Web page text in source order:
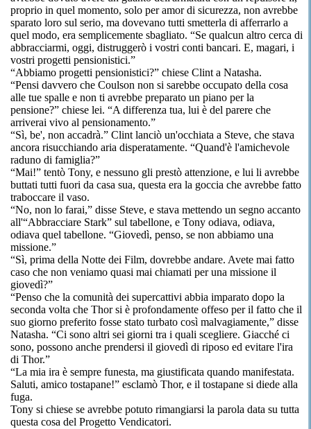
proprio in quel momento, solo per amor di sicurezza, non avrebbe
sparato loro sul serio, ma dovevano tutti smetterla di afferrarlo a
quel modo, era semplicemente sbagliato. “Se qualcun altro cerca di
abbracciarmi, oggi, distruggerò i vostri conti bancari. E, magari, i
vostri progetti pensionistici.”
“Abbiamo progetti pensionistici?” chiese Clint a Natasha.
“Pensi davvero che Coulson non si sarebbe occupato della cosa
alle tue spalle e non ti avrebbe preparato un piano per la
pensione?” chiese lei. “A differenza tua, lui è del parere che
arriverai vivo al pensionamento.”
“Sì, be', non accadrà.” Clint lanciò un'occhiata a Steve, che stava
ancora risucchiando aria disperatamente. “Quand'è l'amichevole
raduno di famiglia?”
“Mai!” tentò Tony, e nessuno gli prestò attenzione, e lui li avrebbe
buttati tutti fuori da casa sua, questa era la goccia che avrebbe fatto
traboccare il vaso.
“No, non lo farai,” disse Steve, e stava mettendo un segno accanto
all'“Abbracciare Stark” sul tabellone, e Tony odiava, odiava,
odiava quel tabellone. “Giovedì, penso, se non abbiamo una
missione.”
“Sì, prima della Notte dei Film, dovrebbe andare. Avete mai fatto
caso che non veniamo quasi mai chiamati per una missione il
giovedì?”
“Penso che la comunità dei supercattivi abbia imparato dopo la
seconda volta che Thor si è profondamente offeso per il fatto che il
suo giorno preferito fosse stato turbato così malvagiamente,” disse
Natasha. “Ci sono altri sei giorni tra i quali scegliere. Giacché ci
sono, possono anche prendersi il giovedì di riposo ed evitare l'ira
di Thor.”
“La mia ira è sempre funesta, ma giustificata quando manifestata.
Saluti, amico tostapane!” esclamò Thor, e il tostapane si diede alla
fuga.
Tony si chiese se avrebbe potuto rimangiarsi la parola data su tutta
questa cosa del Progetto Vendicatori.